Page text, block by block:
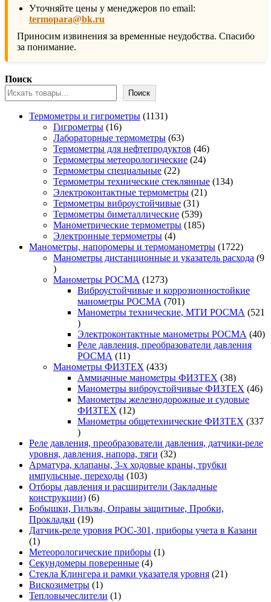
Уточняйте цены у менеджеров по email:
termopara@bk.ru
Приносим извинения за временные неудобства. Спасибо
за понимание.
Поиск
Поиск
Термометры и гигрометры 11311131
Гигрометры 1616
товаров
Лабораторные термометры 6363
товара
Термометры для нефтепродуктов 4646
Термометры метеорологические 2424
Термометры специальные 2222
товара
Термометры технические стеклянные 134134
Электроконтактные термометры 2121
Термометры виброустойчивые 3131
товар
Термометры биметаллические 539539
товаров
Манометрические термометры 185185
Электронные термометры 44
товара
Манометры, напоромеры и термоманометры 17221722
товара
Манометры дистанционные и указатель расхода 9
9
товаров
Манометры РОСМА 12731273
товара
Виброустойчивые и коррозионностойкие
манометры РОСМА
701701
товар
Манометры технические, МТИ РОСМА
521
521
товар
Электроконтактные манометры РОСМА 4040
Реле давления, преобразователи давления
РОСМА
1111
товаров
Манометры ФИЗТЕХ 433433
товара
Аммиачные манометры ФИЗТЕХ 3838
товаров
Манометры виброустойчивые ФИЗТЕХ 4646
Манометры железнодорожные и судовые
ФИЗТЕХ
1212
товаров
Манометры общетехнические ФИЗТЕХ 337
337
товаров
Реле давления, преобразователи давления, датчики-реле
уровня, давления, напора, тяги 3232
товара
Арматура, клапаны, 3-х ходовые краны, трубки
импульсные, переходы 103103
товара
Отборы давления и расширители (Закладные
конструкции) 66
товаров
Бобышки, Гильзы, Оправы защитные, Пробки,
Прокладки
1919
товаров
Датчик-реле уровня РОС-301, приборы учета в Казани
11
товар
Метеорологические приборы 11
Секундомеры поверенные 44
товара
Стекла Клингера и рамки указателя уровня 2121
Вискозиметры 11
товар
Тепловычеслители 11